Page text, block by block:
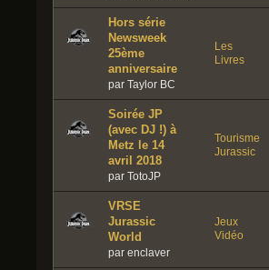
Hors série
Newsweek
25ème
anniversaire
par Taylor BC
Les
Livres
Soirée JP
(avec DJ !) à
Metz le 14
avril 2018
par TotoJP
Tourisme
Jurassic
VRSE
Jurassic
World
par enclaver
Jeux
Vidéo